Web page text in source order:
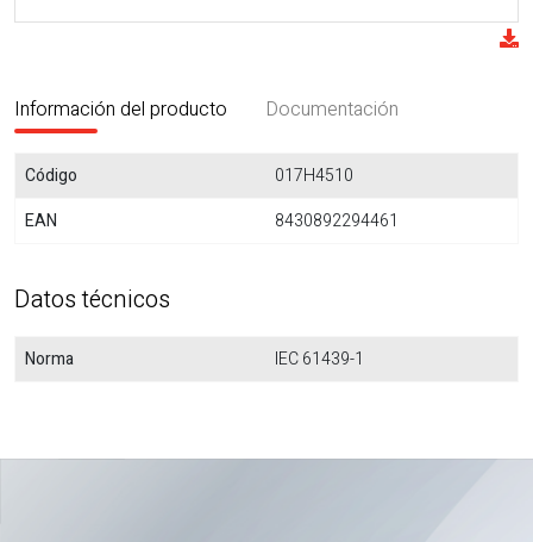
Información del producto Documentación
Código
017H4510
EAN
8430892294461
Datos técnicos
Norma IEC 61439-1